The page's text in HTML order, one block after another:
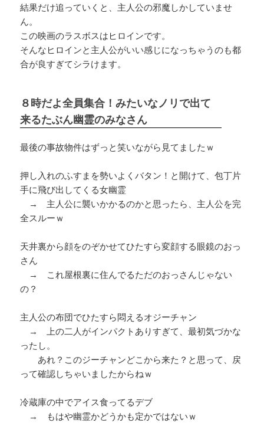
結果だけ追っていくと、主人公の邪魔しかしていませ
ん。
この映画のラスボスはヒロインです。
そんなヒロインと主人公がいい感じになっちゃうのも都
合が良すぎてシラけます。
８時だよ全員集合！みたいなノリで出て
来るたぶん幽霊のみなさん
最後の事故物件はずっと笑いながら見てましたｗ
押し入れのふすまを勢いよくバタン！と開けて、包丁片
手に飛び出してくる女幽霊
→ 主人公に襲いかかるのかと思ったら、主人公を完
全スルーｗ
天井裏から顔をのぞかせてひたすら変顔する眼鏡のおっ
さん
→ これ屋根裏に住んでるただのおっさんじゃない
の？
主人公の布団でひたすら悶えるオジーチャン
→ 上の二人がインパクトありすぎて、最初気づかな
ったし。
あれ？このジーチャンどこから来た？と思って、戻
って確認しちゃいましたからねｗ
冷蔵庫の中でアイス食ってるデブ
→ もはや幽霊かどうかも定かではないｗ